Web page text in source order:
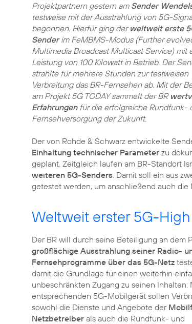
Projektpartnern gestern am Sender
testweise mit der Ausstrahlung von 5G-
begonnen. Hierfür ging der weltweit erste
Senderim FeMBMS-Modus (Further
Multimedia Broadcast Multicast Service) mit
Leistung von 100 Kilowatt in Betrieb. Der
strahlte für mehrere Stunden zur testweisen
Verbreitung das BR-Fernsehen ab. Mit der
am Projekt 5G TODAY sammelt der BR
Erfahrungenfür die erfolgreiche Rundfunk-
Fernsehversorgung der Zukunft.
Der von Rohde & Schwarz entwickelte
Einhaltung technischer Parameter zu
geplant. Zeitgleich laufen am BR-Standort
weiteren 5G-Senders. Damit soll ein aus
getestet werden, um anschließend auch
Weltweit erster 5G-
Der BR will durch seine Beteiligung an dem
großflächige Ausstrahlung seiner Radio-
Fernsehprogramme über das 5G-Netz
damit die Grundlage für einen weiterhin
unbeschränkten Zugang zu seinen Inhalten:
entsprechenden 5G-Mobilgerät sollen
sowohl die Dienste und Angebote der
Netzbetreiber als auch die Rundfunk- und